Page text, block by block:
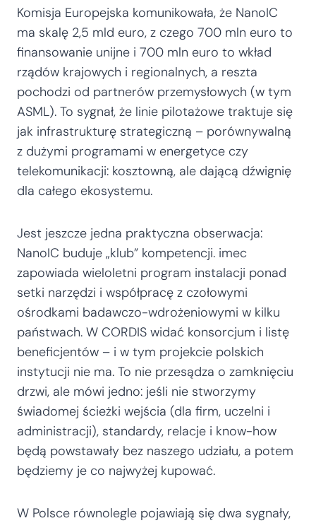
Komisja Europejska komunikowała, że NanoIC
ma skalę 2,5 mld euro, z czego 700 mln euro to
finansowanie unijne i 700 mln euro to wkład
rządów krajowych i regionalnych, a reszta
pochodzi od partnerów przemysłowych (w tym
ASML). To sygnał, że linie pilotażowe traktuje się
jak infrastrukturę strategiczną – porównywalną
z dużymi programami w energetyce czy
telekomunikacji: kosztowną, ale dającą dźwignię
dla całego ekosystemu.
Jest jeszcze jedna praktyczna obserwacja:
NanoIC buduje „klub” kompetencji. imec
zapowiada wieloletni program instalacji ponad
setki narzędzi i współpracę z czołowymi
ośrodkami badawczo-wdrożeniowymi w kilku
państwach. W CORDIS widać konsorcjum i listę
beneficjentów – i w tym projekcie polskich
instytucji nie ma. To nie przesądza o zamknięciu
drzwi, ale mówi jedno: jeśli nie stworzymy
świadomej ścieżki wejścia (dla firm, uczelni i
administracji), standardy, relacje i know-how
będą powstawały bez naszego udziału, a potem
będziemy je co najwyżej kupować.
W Polsce równolegle pojawiają się dwa sygnały,